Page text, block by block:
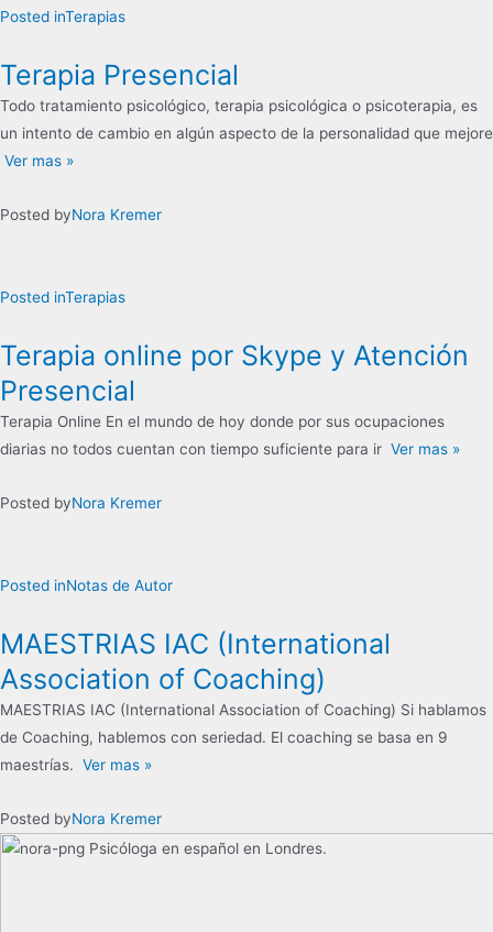
Posted inTerapias
Terapia Presencial
Todo tratamiento psicológico, terapia psicológica o psicoterapia, es
un intento de cambio en algún aspecto de la personalidad que mejore
Ver mas »
Posted byNora Kremer
Posted inTerapias
Terapia online por Skype y Atención
Presencial
Terapia Online En el mundo de hoy donde por sus ocupaciones
diarias no todos cuentan con tiempo suficiente para ir Ver mas »
Posted byNora Kremer
Posted inNotas de Autor
MAESTRIAS IAC (International
Association of Coaching)
MAESTRIAS IAC (International Association of Coaching) Si hablamos
de Coaching, hablemos con seriedad. El coaching se basa en 9
maestrías. Ver mas »
Posted byNora Kremer